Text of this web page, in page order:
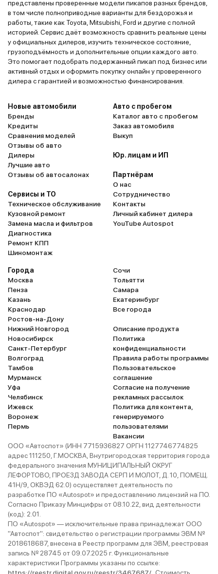
представлены проверенные модели пикапов разных брендов,
в том числе полноприводные варианты для бездорожья и
работы, такие как Toyota, Mitsubishi, Ford и другие с полной
историей. Сервис даёт возможность сравнить реальные цены
у официальных дилеров, изучить техническое состояние,
грузоподъёмность и дополнительные опции каждого авто.
Это помогает подобрать подержанный пикап под бизнес или
активный отдых и оформить покупку онлайн у проверенного
дилера с гарантией и возможностью финансирования.
Новые автомобили
Бренды
Кредиты
Сравнения моделей
Отзывы об авто
Дилеры
Лучшие авто
Отзывы об автосалонах
Сервисы и ТО
Техническое обслуживание
Кузовной ремонт
Замена масла и фильтров
Диагностика
Ремонт КПП
Шиномонтаж
Авто с пробегом
Каталог авто с пробегом
Заказ автомобиля
Выкуп
Юр. лицам и ИП
Партнёрам
О нас
Сотрудничество
Контакты
Личный кабинет дилера
YouTube Autospot
Города
Москва
Пенза
Казань
Краснодар
Ростов-на-Дону
Нижний Новгород
Новосибирск
Санкт-Петербург
Волгоград
Тамбов
Мурманск
Уфа
Челябинск
Ижевск
Воронеж
Пермь
Сочи
Тольятти
Самара
Екатеринбург
Все города
Описание продукта
Политика
конфиденциальности
Правила работы программы
Пользовательское
соглашение
Согласие на получение
рекламных рассылок
Политика для контента,
генерируемого
пользователями
Вакансии
ООО «Автоспот» (ИНН 7715936827 ОРГН 1127746774825
адрес 111250, Г.МОСКВА, Внутригородская территория города
федерального значения МУНИЦИПАЛЬНЫЙ ОКРУГ
ЛЕФОРТОВО, ПРОЕЗД ЗАВОДА СЕРП И МОЛОТ, Д. 10, ПОМЕЩ.
41Н/9, ОКВЭД 62.0) осуществляет деятельность по
разработке ПО «Autospot» и предоставлению лицензий на ПО.
Согласно Приказу Минцифры от 08.10.22, вид деятельности
(код): 2.01.
ПО «Autospot» — исключительные права принадлежат ООО
"Автоспот": свидетельство о регистрации программы ЭВМ №
2018618687, внесена в Реестр программ для ЭВМ, реестровая
запись № 28745 от 09.07.2025 г. Функциональные
характеристики Программы указаны по ссылке: